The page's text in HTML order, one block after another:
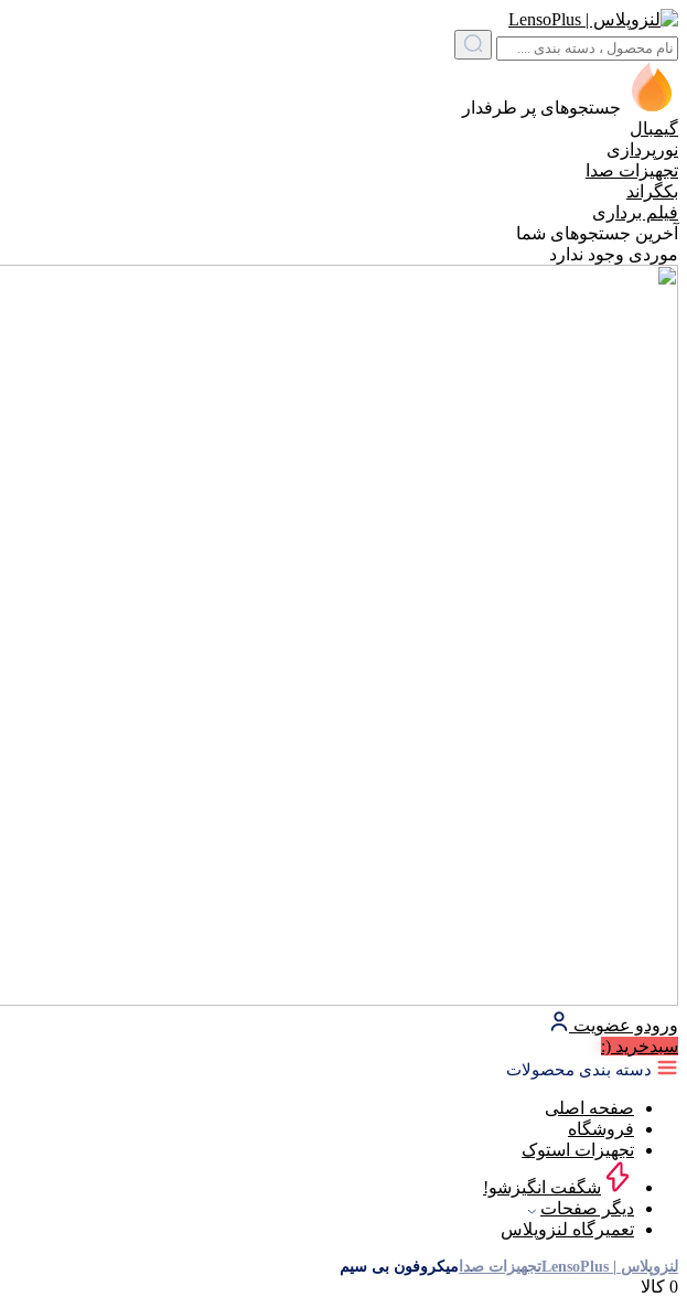
جستجوهای پر طرفدار
گیمبال
نورپردازی
تجهیزات صدا
بکگراند
فیلم برداری
آخرین جستجوهای شما
موردی وجود ندارد
ورودو عضویت
سبد‌خرید (:
دسته بندی محصولات
صفحه اصلی
فروشگاه
تجهیزات استوک
شگفت انگیزشو!
دیگر صفحات
تعمیرگاه لنزوپلاس
لنزوپلاس | LensoPlus تجهیزات صدا میکروفون بی سیم
0 کالا